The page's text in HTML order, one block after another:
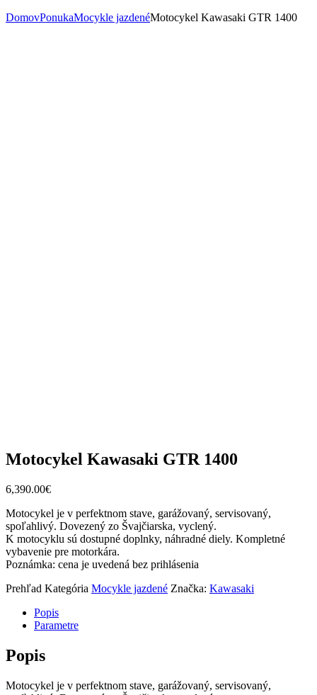
DomovPonukaMocykle jazdenéMotocykel Kawasaki GTR 1400
Motocykel Kawasaki GTR 1400
6,390.00€
Motocykel je v perfektnom stave, garážovaný, servisovaný,
spoľahlivý. Dovezený zo Švajčiarska, vyclený.
K motocyklu sú dostupné doplnky, náhradné diely. Kompletné
vybavenie pre motorkára.
Poznámka: cena je uvedená bez prihlásenia
Prehľad Kategória Mocykle jazdené Značka: Kawasaki
Popis
Parametre
Popis
Motocykel je v perfektnom stave, garážovaný, servisovaný,